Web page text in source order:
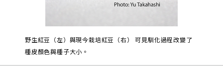
野生紅豆（左）與現今栽培紅豆（右） 可見馴化過程改變了
種皮顏色與種子大小。